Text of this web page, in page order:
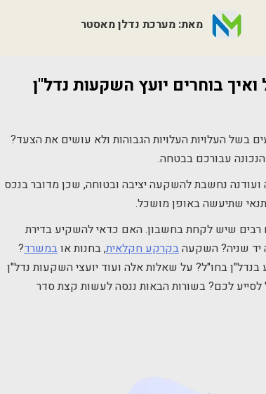
מאת: מערכת נדלן מאסטר
בוחרים יועץ השקעות נדל"ן
בשל העלויות העלויות הגבוהות ולא עושים את הצעד?
עבורכם בבטחה.
נחשבת להשקעה יציבה ובטוחה, שכן מדובר בנכס
שתיעשה באופן מושכל.
רבים שיש לקחת בחשבון. האם כדאי להשקיע בדירת
יד שניה? השקעהבקרקע חקלאית, בחנות אובמשרד?
בחו"ל? על שאלות אלה ועוד יועצי השקעות נדל"ן
לסייע לכם? בשורות הבאות ננסה לעשות קצת סדר